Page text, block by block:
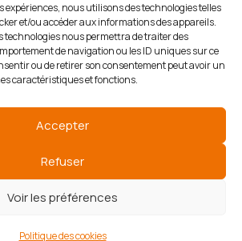
expériences, nous utilisons des technologies telles
et/ou accéder aux informations des appareils.
technologies nous permettra de traiter des
de navigation ou les ID uniques sur ce
ou de retirer son consentement peut avoir un
caractéristiques et fonctions.
Accepter
Refuser
Voir les préférences
Politique des cookies
© HORIZON IMMOBILIER
Mentions légales
Politique des cookies